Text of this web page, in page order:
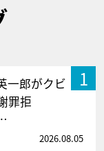
1
一郎がクビ
罪拒
2026.08.05